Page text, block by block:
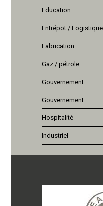
Education
Entrépot / Logistique
Fabrication
Gaz / pétrole
Gouvernement
Gouvernement
Hospitalité
Industriel